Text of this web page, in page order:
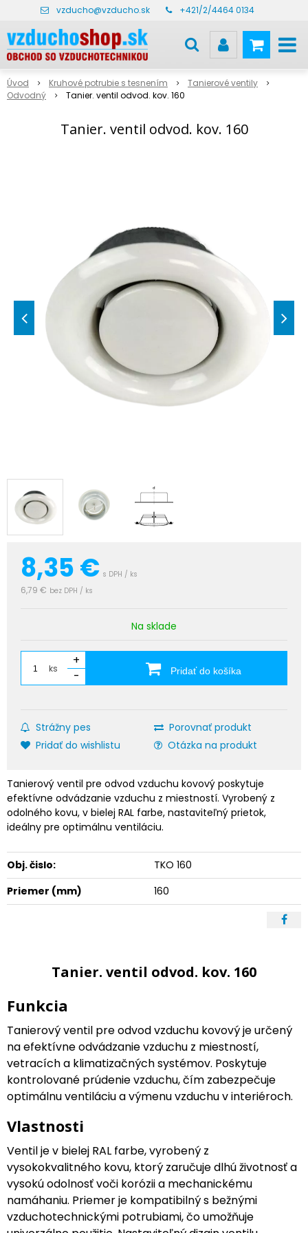
vzducho@vzducho.sk +421/2/4464 0134
Úvod Kruhové potrubie s tesnením
Tanierové ventily
Odvodný
Tanier. ventil odvod. kov. 160
Tanier. ventil odvod. kov. 160
8,35€ s DPH / ks
6,79 € bez DPH / ks
Na sklade
ks
+
-
Pridať do košíka
Strážny pes
Porovnať produkt
Pridať do wishlistu
Otázka na produkt
Tanierový ventil pre odvod vzduchu kovový poskytuje
efektívne odvádzanie vzduchu z miestností. Vyrobený z
odolného kovu, v bielej RAL farbe, nastaviteľný prietok,
ideálny pre optimálnu ventiláciu.
Obj. čislo:
TKO 160
Priemer (mm)
160
Tanier. ventil odvod. kov. 160
Funkcia
Tanierový ventil pre odvod vzduchu kovový je určený
na efektívne odvádzanie vzduchu z miestností,
vetracích a klimatizačných systémov. Poskytuje
kontrolované prúdenie vzduchu, čím zabezpečuje
optimálnu ventiláciu a výmenu vzduchu v interiéroch.
Vlastnosti
Ventil je v bielej RAL farbe, vyrobený z
vysokokvalitného kovu, ktorý zaručuje dlhú životnosť a
vysokú odolnosť voči korózii a mechanickému
namáhaniu. Priemer je kompatibilný s bežnými
vzduchotechnickými potrubiami, čo umožňuje